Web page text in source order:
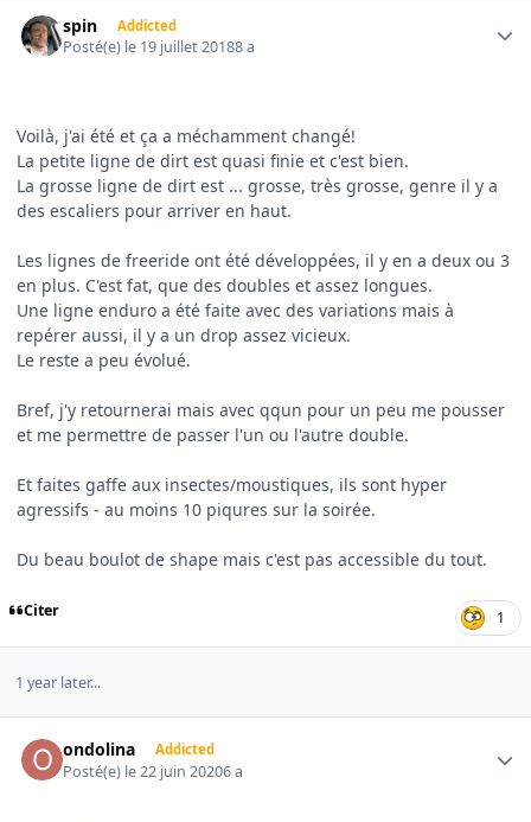
spin Addicted
Posté(e) le 19 juillet 20188 a
Voilà, j'ai été et ça a méchamment changé!
La petite ligne de dirt est quasi finie et c'est bien.
La grosse ligne de dirt est ... grosse, très grosse, genre il y a
des escaliers pour arriver en haut.
Les lignes de freeride ont été développées, il y en a deux ou 3
en plus. C'est fat, que des doubles et assez longues.
Une ligne enduro a été faite avec des variations mais à
repérer aussi, il y a un drop assez vicieux.
Le reste a peu évolué.
Bref, j'y retournerai mais avec qqun pour un peu me pousser
et me permettre de passer l'un ou l'autre double.
Et faites gaffe aux insectes/moustiques, ils sont hyper
agressifs - au moins 10 piqures sur la soirée.
Du beau boulot de shape mais c'est pas accessible du tout.
Citer 1
1 year later...
ondolina Addicted
Posté(e) le 22 juin 20206 a